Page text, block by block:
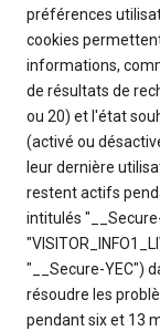
préférences
cookies
informations,
de résultats de
ou 20) et l'état
(activé ou
leur dernière
restent actifs
intitulés
"__Secure-YEC")
résoudre les
pendant six et 13